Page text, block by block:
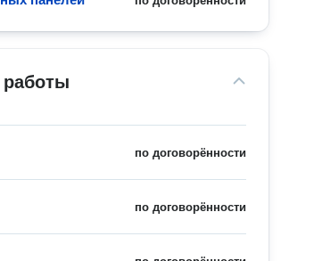
по договорённости
по договорённости